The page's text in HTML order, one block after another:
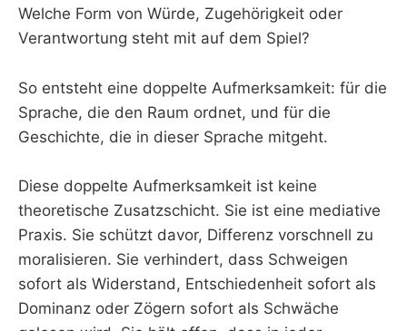
Welche Form von Würde, Zugehörigkeit oder
Verantwortung steht mit auf dem Spiel?
So entsteht eine doppelte Aufmerksamkeit: für die
Sprache, die den Raum ordnet, und für die
Geschichte, die in dieser Sprache mitgeht.
Diese doppelte Aufmerksamkeit ist keine
theoretische Zusatzschicht. Sie ist eine mediative
Praxis. Sie schützt davor, Differenz vorschnell zu
moralisieren. Sie verhindert, dass Schweigen
sofort als Widerstand, Entschiedenheit sofort als
Dominanz oder Zögern sofort als Schwäche